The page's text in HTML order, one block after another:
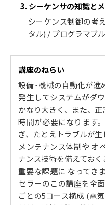
3. シーケンサの知識と
シーケンス制御の考
タル) / プログラマブ
講座のねらい
設備･機械の自動化が進
発生してシステムがダ
かなり大きく、また、
時間が必要になります
ぎ、たとえトラブルが
メンテナンス体制や オ
ナンス技術を備えてお
重要な課題に なってき
セラーのこの講座を全
ごとの5コース構成 (電